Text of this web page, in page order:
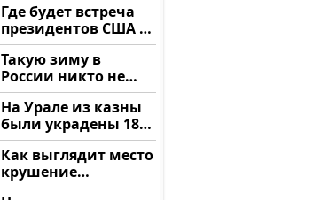
Где будет встреча
президентов США и
России: Европа?
Такую зиму в
России никто не
ждал: как так?!
На Урале из казны
были украдены 18
миллионов рублей
Как выглядит место
крушение
вертолета на